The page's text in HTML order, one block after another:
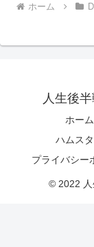
ホーム
人生後
ホーム
ハムス
プライバシー
© 2022 人